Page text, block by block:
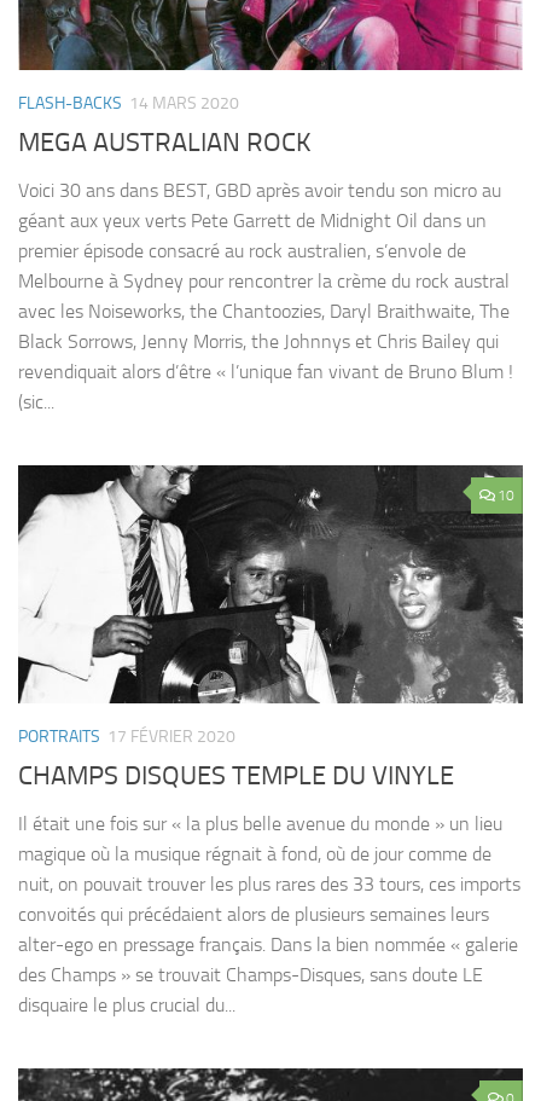
FLASH-BACKS 14 MARS 2020
MEGA AUSTRALIAN ROCK
Voici 30 ans dans BEST, GBD après avoir tendu son micro au
géant aux yeux verts Pete Garrett de Midnight Oil dans un
premier épisode consacré au rock australien, s’envole de
Melbourne à Sydney pour rencontrer la crème du rock austral
avec les Noiseworks, the Chantoozies, Daryl Braithwaite, The
Black Sorrows, Jenny Morris, the Johnnys et Chris Bailey qui
revendiquait alors d’être « l’unique fan vivant de Bruno Blum !
(sic...
10
PORTRAITS 17 FÉVRIER 2020
CHAMPS DISQUES TEMPLE DU VINYLE
Il était une fois sur « la plus belle avenue du monde » un lieu
magique où la musique régnait à fond, où de jour comme de
nuit, on pouvait trouver les plus rares des 33 tours, ces imports
convoités qui précédaient alors de plusieurs semaines leurs
alter-ego en pressage français. Dans la bien nommée « galerie
des Champs » se trouvait Champs-Disques, sans doute LE
disquaire le plus crucial du...